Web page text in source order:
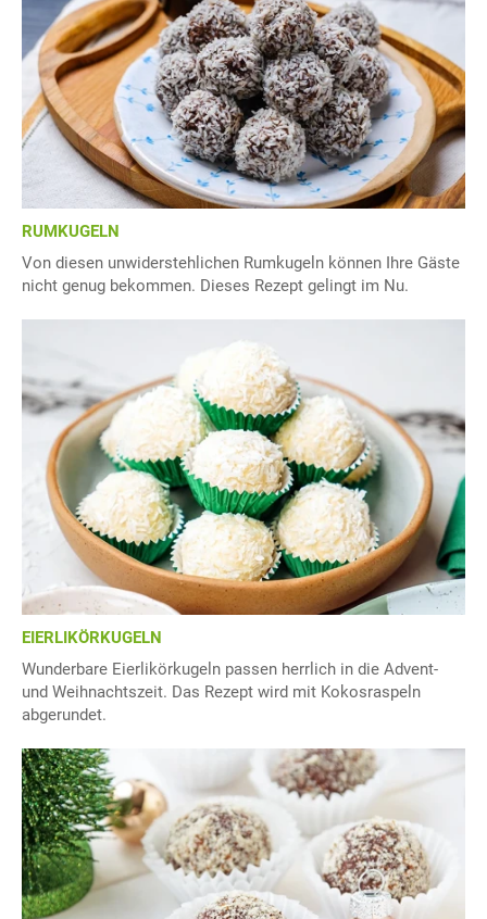
RUMKUGELN
Von diesen unwiderstehlichen Rumkugeln können Ihre Gäste
nicht genug bekommen. Dieses Rezept gelingt im Nu.
EIERLIKÖRKUGELN
Wunderbare Eierlikörkugeln passen herrlich in die Advent-
und Weihnachtszeit. Das Rezept wird mit Kokosraspeln
abgerundet.